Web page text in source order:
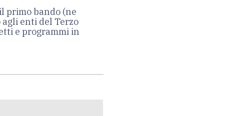
primo bando (ne
enti del Terzo
e programmi in